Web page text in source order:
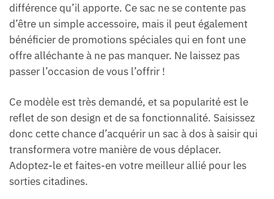
différence qu’il apporte. Ce sac ne se contente pas
d’être un simple accessoire, mais il peut également
bénéficier de promotions spéciales qui en font une
offre alléchante à ne pas manquer. Ne laissez pas
passer l’occasion de vous l’offrir !
Ce modèle est très demandé, et sa popularité est le
reflet de son design et de sa fonctionnalité. Saisissez
donc cette chance d’acquérir un sac à dos à saisir qui
transformera votre manière de vous déplacer.
Adoptez-le et faites-en votre meilleur allié pour les
sorties citadines.